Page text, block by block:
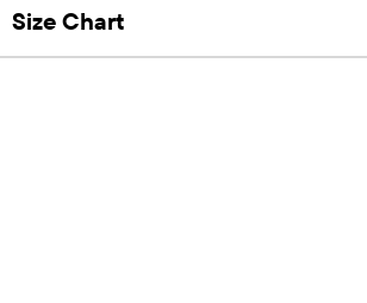
Size Chart